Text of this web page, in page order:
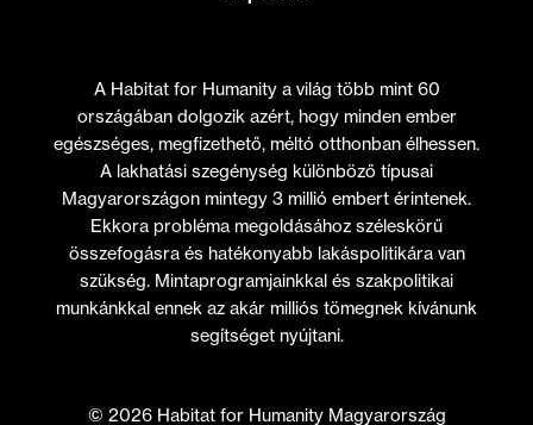
A Habitat for Humanity a világ több mint 60
országában dolgozik azért, hogy minden ember
egészséges, megfizethető, méltó otthonban élhessen.
A lakhatási szegénység különböző típusai
Magyarországon mintegy 3 millió embert érintenek.
Ekkora probléma megoldásához széleskörű
összefogásra és hatékonyabb lakáspolitikára van
szükség. Mintaprogramjainkkal és szakpolitikai
munkánkkal ennek az akár milliós tömegnek kívánunk
segítséget nyújtani.
© 2026 Habitat for Humanity Magyarország